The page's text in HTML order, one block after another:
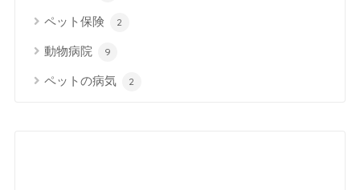
ペット保険 2
動物病院 9
ペットの病気 2